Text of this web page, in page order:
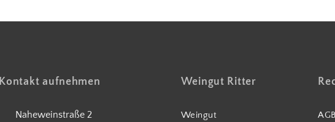
Kontakt aufnehmen
Naheweinstraße 2
Weingut Ritter
Weingut